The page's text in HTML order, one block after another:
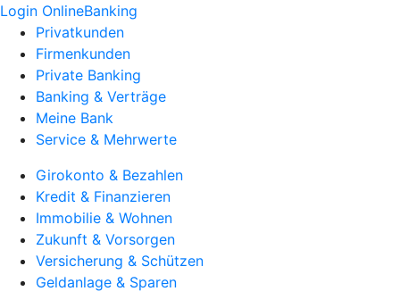
Login OnlineBanking
Privatkunden
Firmenkunden
Private Banking
Banking & Verträge
Meine Bank
Service & Mehrwerte
Girokonto & Bezahlen
Kredit & Finanzieren
Immobilie & Wohnen
Zukunft & Vorsorgen
Versicherung & Schützen
Geldanlage & Sparen